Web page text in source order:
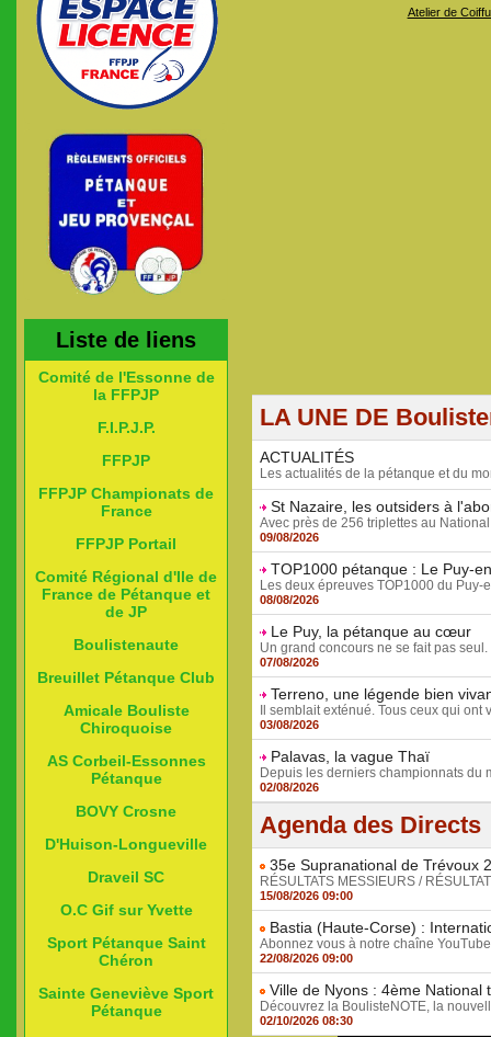
Liste de liens
Comité de l'Essonne de
la FFPJP
F.I.P.J.P.
FFPJP
FFPJP Championats de
France
FFPJP Portail
Comité Régional d'Ile de
France de Pétanque et
de JP
Boulistenaute
Breuillet Pétanque Club
Amicale Bouliste
Chiroquoise
AS Corbeil-Essonnes
Pétanque
BOVY Crosne
D'Huison-Longueville
Draveil SC
O.C Gif sur Yvette
Sport Pétanque Saint
Chéron
Sainte Geneviève Sport
Pétanque
Atelier de
LA UNE DE
ACTUALITÉS
Les actualités de la pétanque et du
St Nazaire, les outsiders à
Avec près de 256 triplettes au
09/08/2026
TOP1000 pétanque : Le Puy-
Les deux épreuves TOP1000 du Puy-
08/08/2026
Le Puy, la pétanque au cœur
Un grand concours ne se fait pas
07/08/2026
Terreno, une légende bien
Il semblait exténué. Tous ceux qui
03/08/2026
Palavas, la vague Thaï
Depuis les derniers championnats du
02/08/2026
Agenda des Directs
35e Supranational de Trévoux
RÉSULTATS MESSIEURS /
15/08/2026 09:00
Bastia (Haute-Corse) :
Abonnez vous à notre chaîne
22/08/2026 09:00
Ville de Nyons : 4ème
Découvrez la BoulisteNOTE, la
02/10/2026 08:30